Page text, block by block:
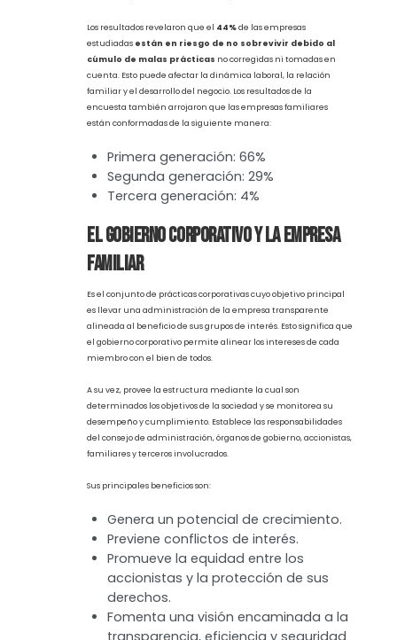
La tasa de supervivencia de la empresa
familiar
En el 2019 se realizó una encuesta por el Centro de
Investigación para Familias de Empresarios del IPADE Business
Familiares para lograr su Continuidady constó de una muestra
de 256 empresas familiares en el país.
estudiadasestán en riesgo de no sobrevivir debido al
cuenta. Esto puede afectar la dinámica laboral, la relación
encuesta también arrojaron que las empresas familiares
están conformadas de la siguiente manera:
Primera generación: 66%
Tercera generación: 4%
El gobierno corporativo y la empresa
familiar
es llevar una administración de la empresa transparente
alineada al beneficio de sus grupos de interés. Esto significa que
el gobierno corporativo permite alinear los intereses de cada
miembro con el bien de todos.
A su vez, provee la estructura mediante la cual son
determinados los objetivos de la sociedad y se monitorea su